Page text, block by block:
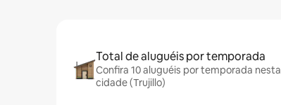
Total de aluguéis por temporada
Confira 10 aluguéis por temporada nesta
cidade (Trujillo)